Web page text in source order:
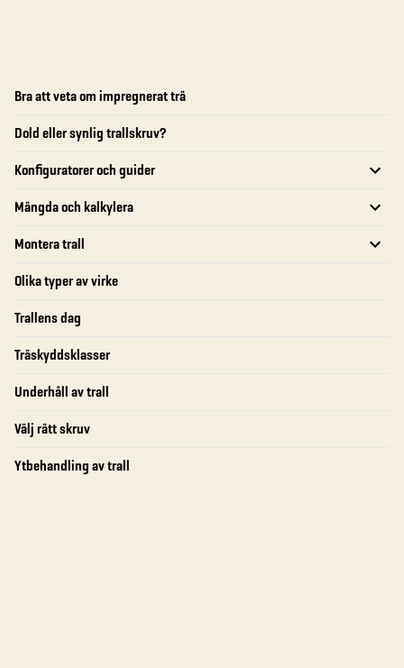
Bra att veta om impregnerat trä
Dold eller synlig trallskruv?
Konfiguratorer och guider
Mängda och kalkylera
Montera trall
Olika typer av virke
Trallens dag
Träskyddsklasser
Underhåll av trall
Välj rätt skruv
Ytbehandling av trall